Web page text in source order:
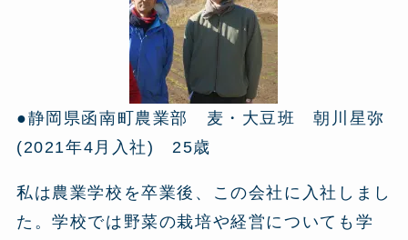
●静岡県函南町農業部 麦・大豆班 朝川星弥
(2021年4月入社) 25歳
私は農業学校を卒業後、この会社に入社しまし
た。学校では野菜の栽培や経営についても学